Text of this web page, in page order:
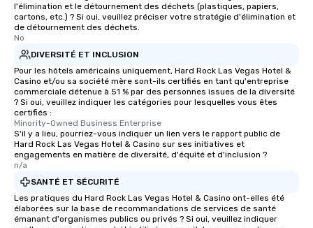
l'élimination et le détournement des déchets (plastiques, papiers,
cartons, etc.) ? Si oui, veuillez préciser votre stratégie d'élimination et
de détournement des déchets.
No
DIVERSITÉ ET INCLUSION
Pour les hôtels américains uniquement, Hard Rock Las Vegas Hotel &
Casino et/ou sa société mère sont-ils certifiés en tant qu'entreprise
commerciale détenue à 51 % par des personnes issues de la diversité
? Si oui, veuillez indiquer les catégories pour lesquelles vous êtes
certifiés :
Minority-Owned Business Enterprise
S'il y a lieu, pourriez-vous indiquer un lien vers le rapport public de
Hard Rock Las Vegas Hotel & Casino sur ses initiatives et
engagements en matière de diversité, d'équité et d'inclusion ?
n/a
SANTÉ ET SÉCURITÉ
Les pratiques du Hard Rock Las Vegas Hotel & Casino ont-elles été
élaborées sur la base de recommandations de services de santé
émanant d'organismes publics ou privés ? Si oui, veuillez indiquer